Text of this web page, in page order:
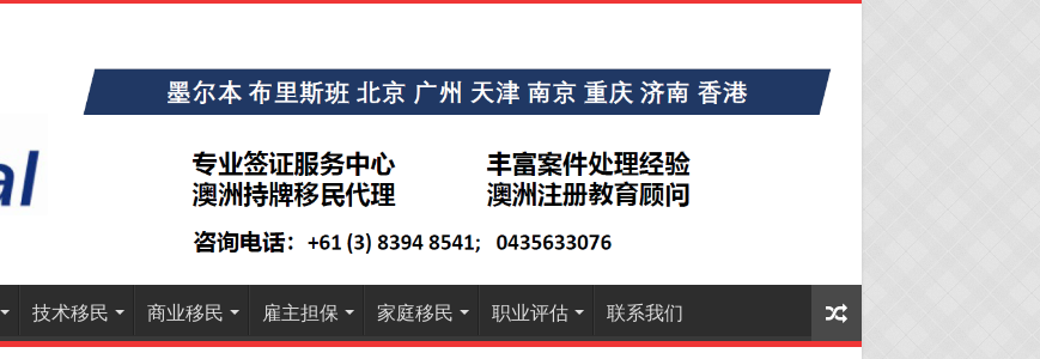
技术移民 商业移民 雇主担保 家庭移民 职业评估 联系我们